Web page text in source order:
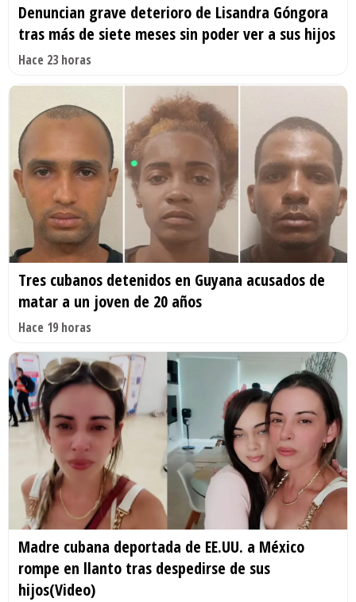
Denuncian grave deterioro de Lisandra Góngora
tras más de siete meses sin poder ver a sus hijos
Hace 23 horas
Tres cubanos detenidos en Guyana acusados de
matar a un joven de 20 años
Hace 19 horas
Madre cubana deportada de EE.UU. a México
rompe en llanto tras despedirse de sus
hijos(Video)